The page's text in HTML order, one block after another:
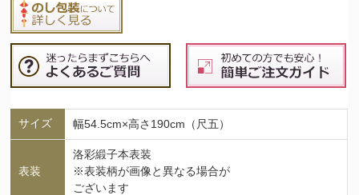
サイズ 幅54.5cm×高さ190cm（尺五）
表装
洛彩緞子本表装
※表装柄が画像と異なる場合が
ございます